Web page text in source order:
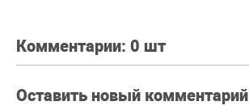
Комментарии: 0 шт
Оставить новый комментарий